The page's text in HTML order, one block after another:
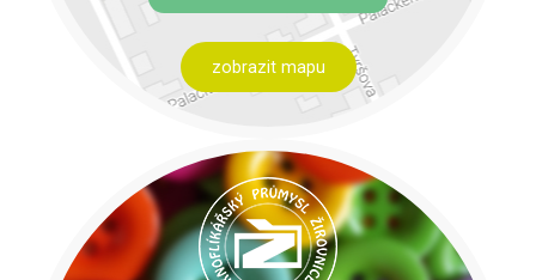
zobrazit mapu